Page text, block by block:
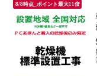
8/8時点_ポイント最大11倍